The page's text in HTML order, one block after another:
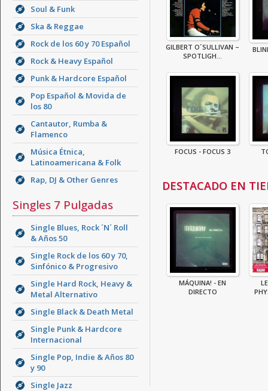
Soul & Funk
Ska & Reggae
Rock de los 60 y 70 Español
Rock & Heavy Español
Punk & Hardcore Español
Pop Español & Movida de
los 80
Cantautor, Rumba &
Flamenco
Música Étnica,
Latinoamericana & Folk
Rap, DJ & Other Genres
Singles 7 Pulgadas
Single Blues, Rock ´N´ Roll
& Años 50
Single Rock de los 60 y 70,
Sinfónico & Progresivo
Single Hard Rock, Heavy &
Metal Alternativo
Single Black & Death Metal
Single Punk & Hardcore
Internacional
Single Pop, Indie & Años 80
y 90
Single Jazz
GILBERT O´SULLIVAN –
SPOTLIGH...
FOCUS - FOCUS 3
DESTACADO EN
MÁQUINA! - EN
DIRECTO